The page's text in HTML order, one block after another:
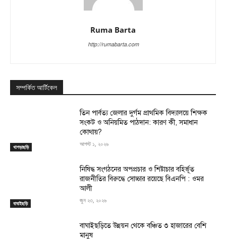
Ruma Barta
http://rumabarta.com
সম্পর্কিত আর্টিকেল
খাগড়াছড়ি
তিন পার্বত্য জেলার দুর্গম প্রাথমিক বিদ্যালয়ে শিক্ষক
সংকট ও অনিয়মিত পাঠদান: কারণ কী, সমাধান
কোথায়?
আগস্ট ১, ২০২৬
বাঘাইছড়ি
নিষিদ্ধ সংগঠনের অপপ্রচার ও শিষ্টাচার বহির্ভূত
রাজনীতির বিরুদ্ধে সোচ্চার রয়েছে বিএনপি : ওমর
আলী
জুন ২৩, ২০২৬
বাঘাইছড়িতে উন্নয়ন থেকে বঞ্চিত ৩ হাজারের বেশি
মানুষ